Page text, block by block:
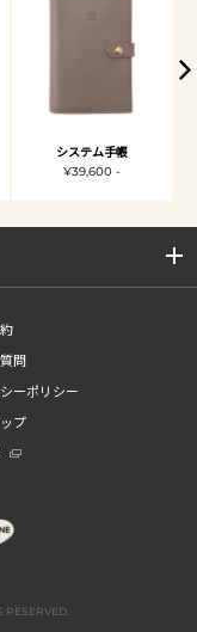
システム手帳
¥39,600 -
問
ーポリシー
プ
RESERVED.